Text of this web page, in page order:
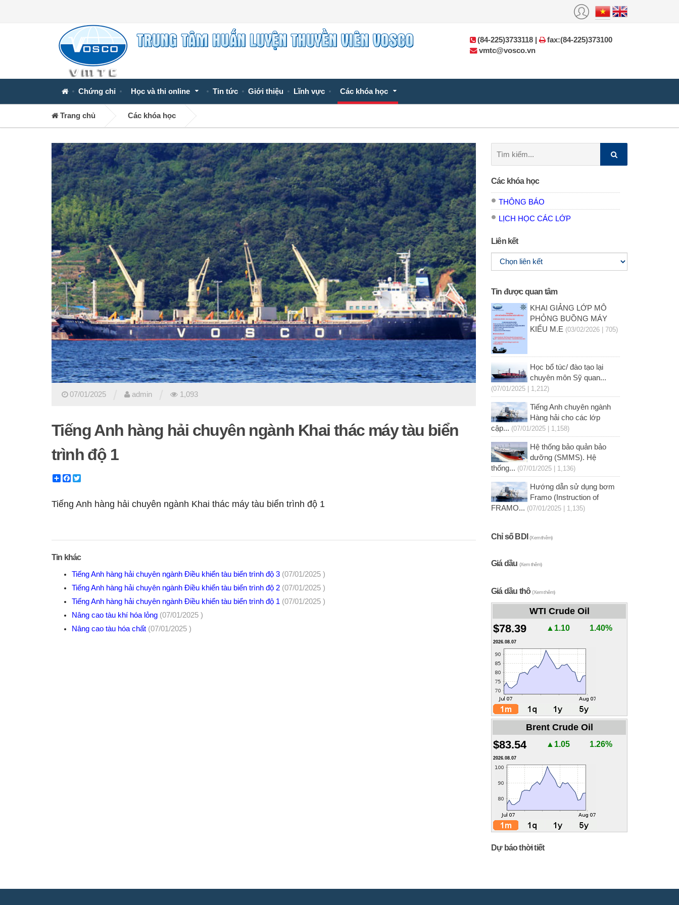
Chứng chỉ Học và thi online Tin tức Giới thiệu Lĩnh vực Các khóa học
(84-225)3733118 |
fax:(84-225)373100
vmtc@vosco.vn
Trang chủ Các khóa học
07/01/2025 admin 1,093
Tiếng Anh hàng hải chuyên ngành Khai thác máy tàu biển
trình độ 1
ShareFacebook
Tiếng Anh hàng hải chuyên ngành Khai thác máy tàu biển trình độ 1
Tin khác
Tiếng Anh hàng hải chuyên ngành Điều khiển tàu biển trình độ 3 (07/01/2025 )
Tiếng Anh hàng hải chuyên ngành Điều khiển tàu biển trình độ 2 (07/01/2025 )
Tiếng Anh hàng hải chuyên ngành Điều khiển tàu biển trình độ 1 (07/01/2025 )
Nâng cao tàu khí hóa lỏng (07/01/2025 )
Nâng cao tàu hóa chất (07/01/2025 )
kiếm:
Các khóa học
THÔNG BÁO
LỊCH HỌC CÁC LỚP
Liên kết
Tin được quan tâm
KHAI GIẢNG LỚP MÔ
PHỎNG BUỒNG MÁY
KIỂU M.E (03/02/2026 | 705)
Học bổ túc/ đào tạo lại
chuyên môn Sỹ quan...
(07/01/2025 | 1,212)
Tiếng Anh chuyên ngành
Hàng hải cho các lớp
cập... (07/01/2025 | 1,158)
Hệ thống bảo quản bảo
dưỡng (SMMS). Hệ
thống... (07/01/2025 | 1,136)
Hướng dẫn sử dụng bơm
Framo (Instruction of
FRAMO... (07/01/2025 | 1,135)
Chỉ số BDI(Xem thêm)
Giá dầu (Xem thêm)
Giá dầu thô(Xem thêm)
WTI Crude Oil
$78.39 ▲1.10 1.40%
2026.08.07
Brent Crude Oil
$83.54 ▲1.05 1.26%
2026.08.07
Dự báo thời tiết